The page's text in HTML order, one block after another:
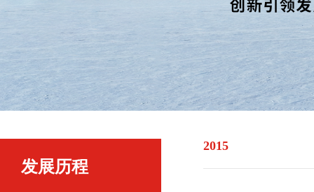
发展历程
2015